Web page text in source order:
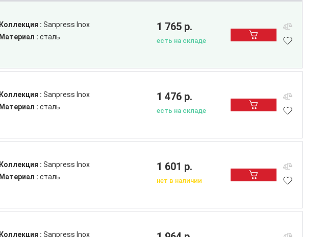
Коллекция : Sanpress Inox
Материал : сталь
1 476 р.
есть на складе
Коллекция : Sanpress Inox
Материал : сталь
1 601 р.
нет в наличии
Коллекция : Sanpress Inox
Материал : сталь
1 765 р.
есть на складе
Коллекция : Sanpress Inox